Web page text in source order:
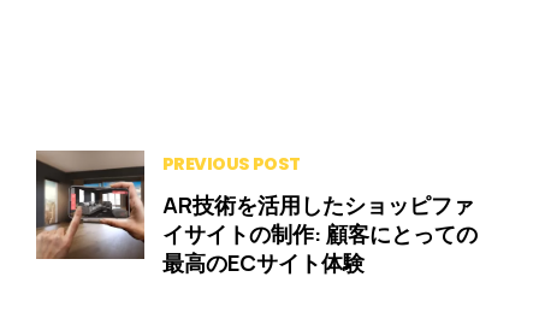
PREVIOUS POST
AR技術を活用したショッピファ
イサイトの制作: 顧客にとっての
最高のECサイト体験